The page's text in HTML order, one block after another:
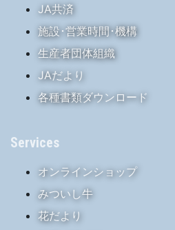
JA共済
施設･営業時間･機構
生産者団体組織
JAだより
各種書類ダウンロード
Services
オンラインショップ
みついし牛
花だより